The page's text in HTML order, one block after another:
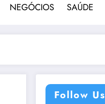
NEGÓCIOS SAÚDE
Follow Us